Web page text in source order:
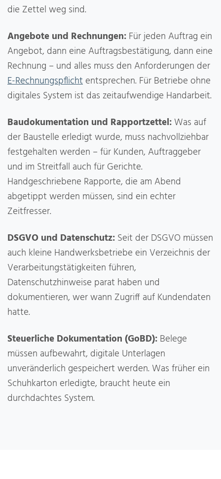
die Zettel weg sind.
Angebote und Rechnungen: Für jeden Auftrag ein
Angebot, dann eine Auftragsbestätigung, dann eine
Rechnung – und alles muss den Anforderungen der
E-Rechnungspflicht entsprechen. Für Betriebe ohne
digitales System ist das zeitaufwendige Handarbeit.
Baudokumentation und Rapportzettel: Was auf
der Baustelle erledigt wurde, muss nachvollziehbar
festgehalten werden – für Kunden, Auftraggeber
und im Streitfall auch für Gerichte.
Handgeschriebene Rapporte, die am Abend
abgetippt werden müssen, sind ein echter
Zeitfresser.
DSGVO und Datenschutz: Seit der DSGVO müssen
auch kleine Handwerksbetriebe ein Verzeichnis der
Verarbeitungstätigkeiten führen,
Datenschutzhinweise parat haben und
dokumentieren, wer wann Zugriff auf Kundendaten
hatte.
Steuerliche Dokumentation (GoBD): Belege
müssen aufbewahrt, digitale Unterlagen
unveränderlich gespeichert werden. Was früher ein
Schuhkarton erledigte, braucht heute ein
durchdachtes System.